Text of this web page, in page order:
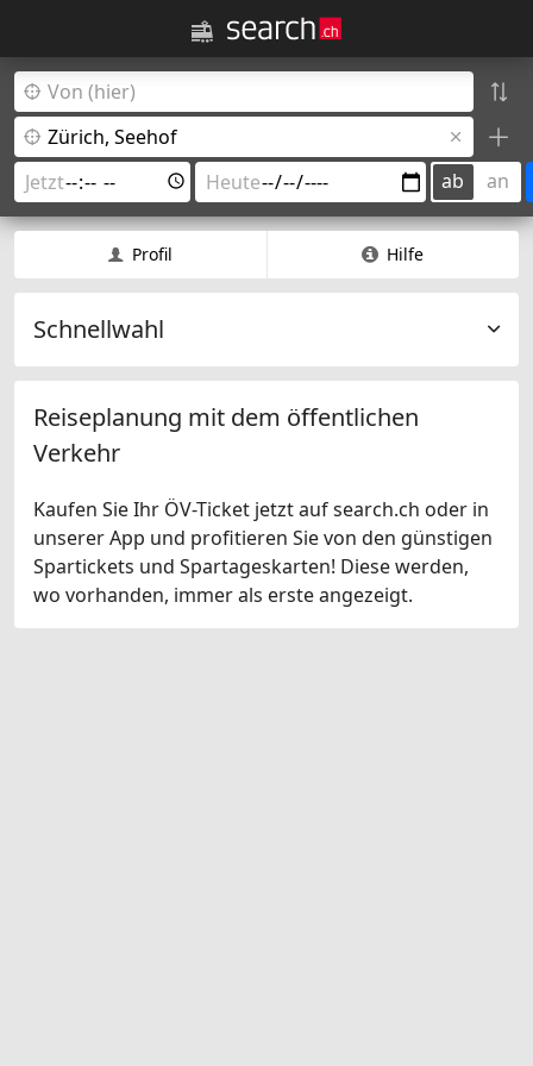
ab an
Profil Hilfe
Schnellwahl
Reiseplanung mit dem öffentlichen
Verkehr
Kaufen Sie Ihr ÖV-Ticket jetzt auf search.ch oder in
unserer App und profitieren Sie von den günstigen
Spartickets und Spartageskarten! Diese werden,
wo vorhanden, immer als erste angezeigt.